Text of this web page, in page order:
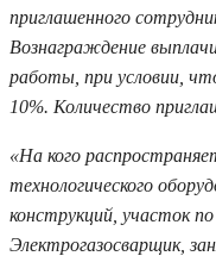
приглашенного
Вознаграждение
работы, при условии,
10%. Количество
«На кого
технологического
конструкций, участок
Электрогазосварщик,